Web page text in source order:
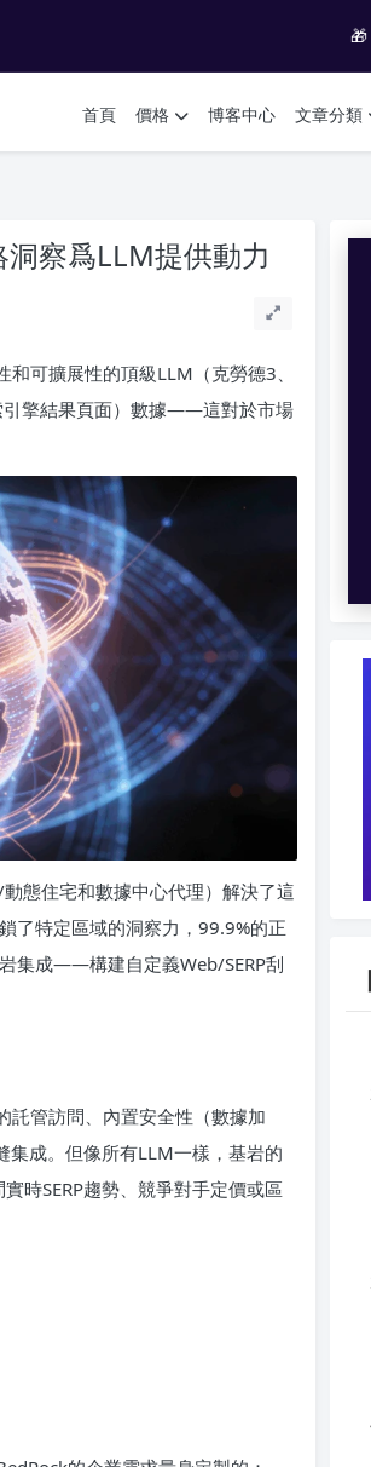
🎁
首頁 價格 博客中心 文章分類
洞察爲LLM提供動力
可擴展性的頂級LLM（克勞德3、
引擎結果頁面）數據——這對於市場
態住宅和數據中心代理）解決了這
了特定區域的洞察力，99.9%的正
集成——構建自定義Web/SERP刮
管訪問、內置安全性（數據加
集成。但像所有LLM一樣，基岩的
時SERP趨勢、競爭對手定價或區